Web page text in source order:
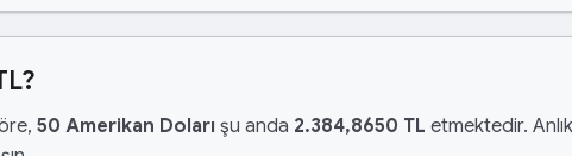
50 Amerikan Doları şu anda 2.384,8650 TL etmektedir.